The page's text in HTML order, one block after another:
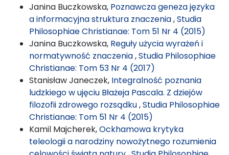
Janina Buczkowska, Poznawcza geneza języka
a informacyjna struktura znaczenia,Studia
Philosophiae Christianae: Tom 51 Nr 4 (2015)
Janina Buczkowska, Reguły użycia wyrażeń i
normatywność znaczenia,Studia Philosophiae
Christianae: Tom 53 Nr 4 (2017)
Stanisław Janeczek, Integralność poznania
ludzkiego w ujęciu Błażeja Pascala. Z dziejów
filozofii zdrowego rozsądku,Studia Philosophiae
Christianae: Tom 51 Nr 4 (2015)
Kamil Majcherek,Ockhamowa krytyka
teleologii a narodziny nowożytnego rozumienia